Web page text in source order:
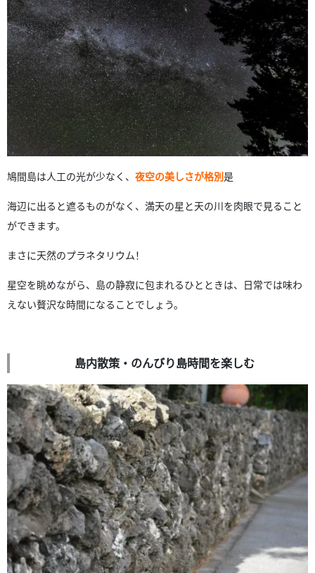
鳩間島は人工の光が少なく、 夜空の美しさが格別是
海辺に出ると遮るものがなく、満天の星と天の川を肉眼で見ること
ができます。
まさに天然のプラネタリウム！
星空を眺めながら、島の静寂に包まれるひとときは、日常では味わ
えない贅沢な時間になることでしょう。
島内散策・のんびり島時間を楽しむ